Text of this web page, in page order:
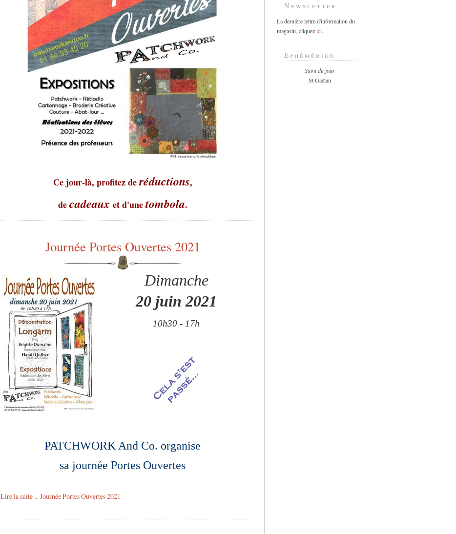
Ce jour-là, profitez deréductions,
decadeaux et d'unetombola.
Journée Portes Ouvertes 2021
Dimanche
20 juin 2021
10h30 - 17h
PATCHWORK And Co. organise
sa journée Portes Ouvertes
Lire la suite ... Journée Portes Ouvertes 2021
Newsletter
La dernière lettre d'information du
magasin, cliquezici.
Ephéméride
Saint du jour
St Gaétan